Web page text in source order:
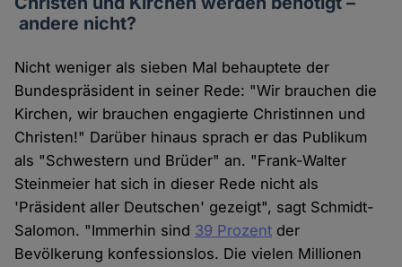
andere nicht?
Nicht weniger als sieben Mal behauptete der
Bundespräsident in seiner Rede: "Wir brauchen die
Kirchen, wir brauchen engagierte Christinnen und
Christen!" Darüber hinaus sprach er das Publikum
als "Schwestern und Brüder" an. "Frank-Walter
Steinmeier hat sich in dieser Rede nicht als
'Präsident aller Deutschen' gezeigt", sagt Schmidt-
Salomon. "Immerhin sind 39 Prozent der
Bevölkerung konfessionslos. Die vielen Millionen